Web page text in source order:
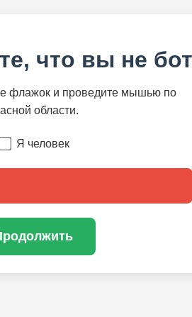
что вы не бот
флажок и проведите мышью по
области.
Я человек